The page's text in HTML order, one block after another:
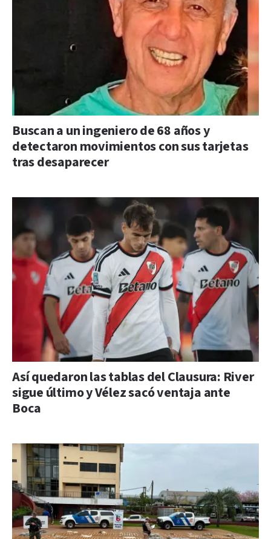
Buscan a un ingeniero de 68 años y
detectaron movimientos con sus tarjetas
tras desaparecer
Así quedaron las tablas del Clausura: River
sigue último y Vélez sacó ventaja ante
Boca